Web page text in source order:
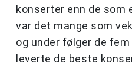
konserter enn de som
var det mange som
og under følger de
leverte de beste